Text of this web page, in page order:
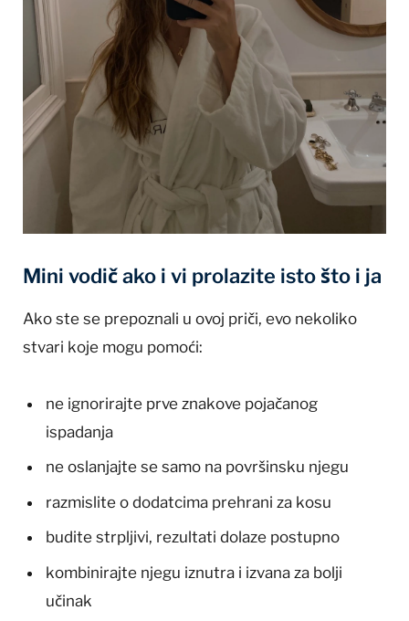
Mini vodič ako i vi prolazite isto što i ja
Ako ste se prepoznali u ovoj priči, evo nekoliko
stvari koje mogu pomoći:
ne ignorirajte prve znakove pojačanog
ispadanja
ne oslanjajte se samo na površinsku njegu
razmislite o dodatcima prehrani za kosu
budite strpljivi, rezultati dolaze postupno
kombinirajte njegu iznutra i izvana za bolji
učinak